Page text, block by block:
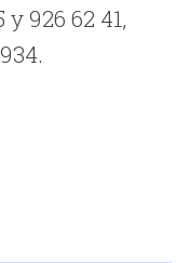
926 62 41,